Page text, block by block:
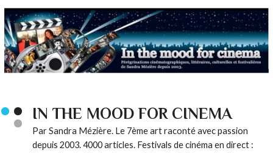
IN THE MOOD FOR CINEMA
Par Sandra Mézière. Le 7ème art raconté avec passion
depuis 2003. 4000 articles. Festivals de cinéma en direct :